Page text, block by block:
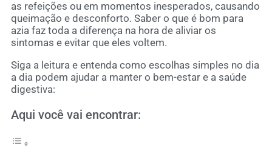
as refeições ou em momentos inesperados, causando
queimação e desconforto. Saber o que é bom para
azia faz toda a diferença na hora de aliviar os
sintomas e evitar que eles voltem.
Siga a leitura e entenda como escolhas simples no dia
a dia podem ajudar a manter o bem-estar e a saúde
digestiva:
Aqui você vai encontrar: